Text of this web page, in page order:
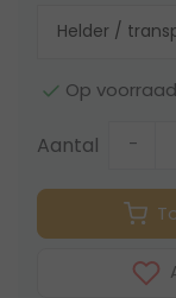
Op
Aantal -